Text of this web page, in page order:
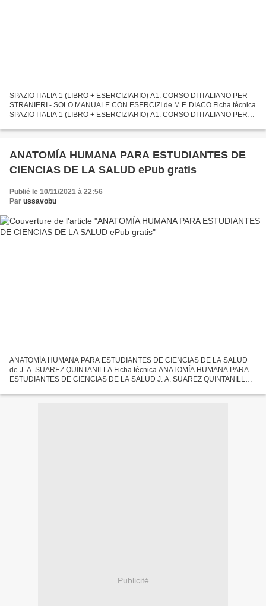
SPAZIO ITALIA 1 (LIBRO + ESERCIZIARIO) A1: CORSO DI ITALIANO PER
STRANIERI - SOLO MANUALE CON ESERCIZI de M.F. DIACO Ficha técnica
SPAZIO ITALIA 1 (LIBRO + ESERCIZIARIO) A1: CORSO DI ITALIANO PER
ANATOMÍA HUMANA PARA ESTUDIANTES DE
CIENCIAS DE LA SALUD ePub gratis
Publié le 10/11/2021 à 22:56
Par ussavobu
ANATOMÍA HUMANA PARA ESTUDIANTES DE CIENCIAS DE LA SALUD
de J. A. SUAREZ QUINTANILLA Ficha técnica ANATOMÍA HUMANA PARA
ESTUDIANTES DE CIENCIAS DE LA SALUD J. A. SUAREZ QUINTANILLA
FB2...
Publicité